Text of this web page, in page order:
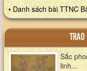
• Danh sách bài TTNC
Sắc
linh...